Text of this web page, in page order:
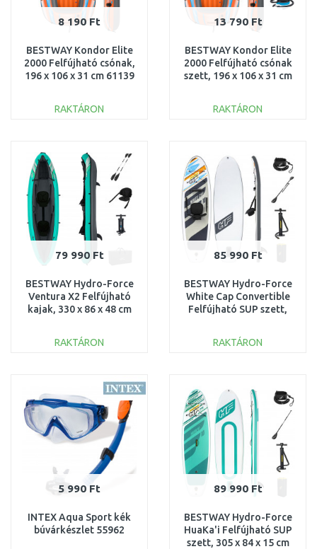
8 190 Ft
BESTWAY Kondor Elite
2000 Felfújható csónak,
196 x 106 x 31 cm 61139
RAKTÁRON
Összehasonlítás
13 790 Ft
BESTWAY Kondor Elite
2000 Felfújható csónak
szett, 196 x 106 x 31 cm
RAKTÁRON
79 990 Ft
BESTWAY Hydro-Force
Ventura X2 Felfújható
kajak, 330 x 86 x 48 cm
RAKTÁRON
Összehasonlítás
85 990 Ft
BESTWAY Hydro-Force
White Cap Convertible
Felfújható SUP szett,
RAKTÁRON
5 990 Ft
INTEX Aqua Sport kék
búvárkészlet 55962
89 990 Ft
BESTWAY Hydro-Force
HuaKa'i Felfújható SUP
szett, 305 x 84 x 15 cm